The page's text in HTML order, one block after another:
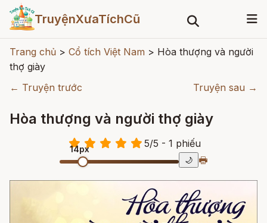
TruyệnXưaTíchCũ
Trang chủ > Cổ tích Việt Nam > Hòa thượng và người
thợ giày
← Truyện trước
Truyện sau →
Hòa thượng và người thợ giày
5/5 - 1 phiếu
14px
🌙 🖶